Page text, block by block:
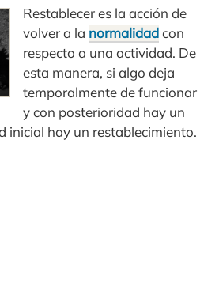
Restablecer es la acción de
volver a la normalidadcon
respecto a una actividad. De
esta manera, si algo deja
temporalmente de funcionar
y con posterioridad hay un
inicial hay un restablecimiento.